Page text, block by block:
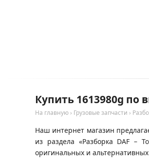
Купить 1613980g по
На главную › Грузовые запчасти ›
Наш интернет магазин
из раздела «Разборка DAF –
оригинальных и